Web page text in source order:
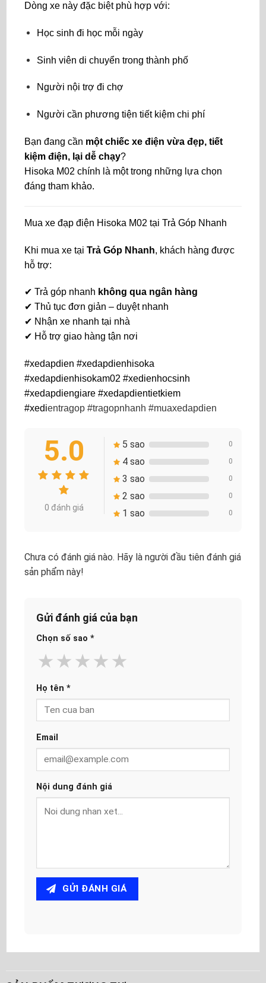
Dòng xe này đặc biệt phù hợp với:
Học sinh đi học mỗi ngày
Sinh viên di chuyển trong thành phố
Người nội trợ đi chợ
Người cần phương tiện tiết kiệm chi phí
Bạn đang cần một chiếc xe điện vừa đẹp, tiết
kiệm điện, lại dễ chạy?
Hisoka M02 chính là một trong những lựa chọn
đáng tham khảo.
Mua xe đạp điện Hisoka M02 tại Trả Góp Nhanh
Khi mua xe tại Trả Góp Nhanh, khách hàng được
hỗ trợ:
✔ Trả góp nhanh không qua ngân hàng
✔ Thủ tục đơn giản – duyệt nhanh
✔ Nhận xe nhanh tại nhà
✔ Hỗ trợ giao hàng tận nơi
#xedapdien #xedapdienhisoka
#xedapdienhisokam02 #xedienhocsinh
#xedapdiengiare #xedapdientietkiem
#xedientragop #tragopnhanh #muaxedapdien
5.0
0 đánh giá
5 sao 0
4 sao 0
3 sao 0
2 sao 0
1 sao 0
Chưa có đánh giá nào. Hãy là người đầu tiên đánh giá
sản phẩm này!
Gửi đánh giá của bạn
Chọn số sao *
★
★
★
★
★
Họ tên *
Email
Nội dung đánh giá
GỬI ĐÁNH GIÁ